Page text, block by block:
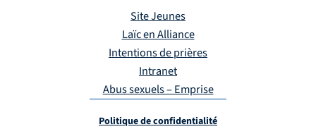
Site Jeunes
Laïc en Alliance
Intentions de prières
Intranet
Abus sexuels – Emprise
Politique de confidentialité